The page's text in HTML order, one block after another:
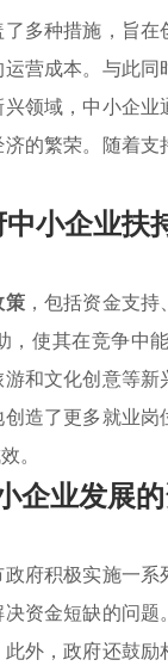
多种措施，旨
营成本。与此
领域，中小企
的繁荣。随着
小企业扶
策，包括资金支持
使其在竞争中
和文化创意等
造了更多就业
。
企业发展
府积极实施一系
资金短缺的问
外，政府还鼓